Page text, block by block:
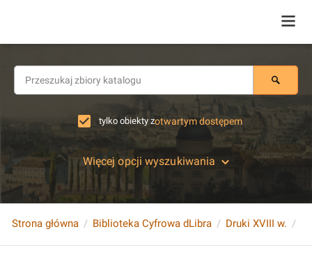
tylko obiekty zotwartym dostępem
Więcej opcji wyszukiwania
Strona główna Biblioteka Cyfrowa dLibra Druki XVIII w.